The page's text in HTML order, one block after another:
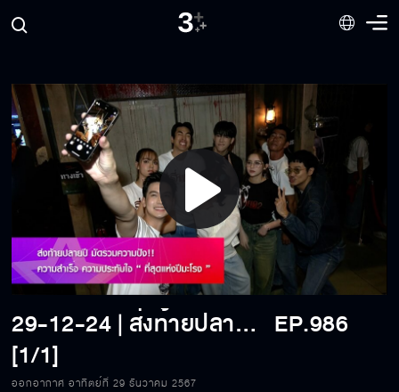
Play
Video
29-12-24 | ส่งท้ายปลายปี มัดรวมความปัง !! ความสำเร็จ ความประทับใจ " ที่สุดแห่งปีมะโรง " EP.986
[1/1]
ออกอากาศ อาทิตย์ที่ 29 ธันวาคม 2567